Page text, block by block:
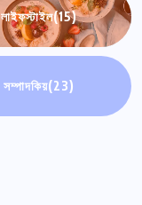
লাইফস্টাইল(15)
সম্পাদকিয়(23)